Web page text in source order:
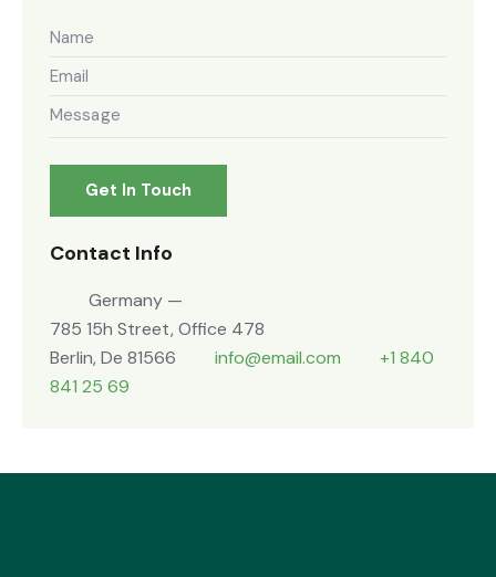
Contact Info
Germany —
785 15h Street, Office 478
Berlin, De 81566
info@email.com
+1 840
841 25 69